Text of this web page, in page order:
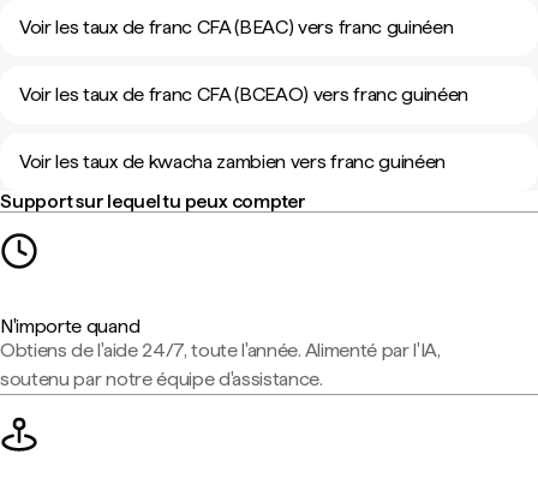
Voir les taux de franc CFA (BEAC) vers franc guinéen
Voir les taux de franc CFA (BCEAO) vers franc guinéen
Voir les taux de kwacha zambien vers franc guinéen
Support sur lequel tu peux compter
N'importe quand
Obtiens de l'aide 24/7, toute l'année. Alimenté par l'IA,
soutenu par notre équipe d'assistance.